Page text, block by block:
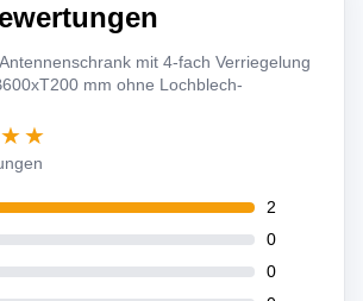
mit 4-fach Verriegelung
mm ohne Lochblech-
2
0
0